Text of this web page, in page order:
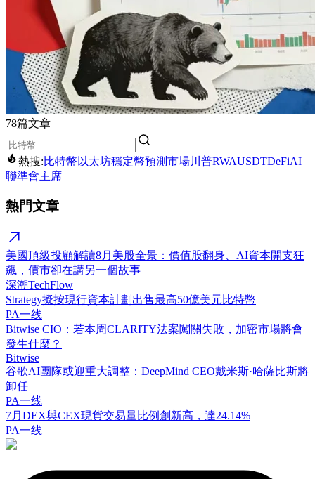
78篇文章
熱搜:比特幣以太坊穩定幣預測市場川普RWAUSDTDeFiAI
聯準會主席
熱門文章
美國頂級投顧解讀8月美股全景：價值股翻身、AI資本開支狂
飆，債市卻在講另一個故事
深潮TechFlow
Strategy擬按現行資本計劃出售最高50億美元比特幣
PA一线
Bitwise CIO：若本周CLARITY法案闖關失敗，加密市場將會
發生什麼？
Bitwise
谷歌AI團隊或迎重大調整：DeepMind CEO戴米斯·哈薩比斯將
卸任
PA一线
7月DEX與CEX現貨交易量比例創新高，達24.14%
PA一线